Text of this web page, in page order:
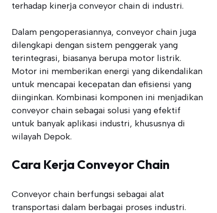
terhadap kinerja conveyor chain di industri.
Dalam pengoperasiannya, conveyor chain juga
dilengkapi dengan sistem penggerak yang
terintegrasi, biasanya berupa motor listrik.
Motor ini memberikan energi yang dikendalikan
untuk mencapai kecepatan dan efisiensi yang
diinginkan. Kombinasi komponen ini menjadikan
conveyor chain sebagai solusi yang efektif
untuk banyak aplikasi industri, khususnya di
wilayah Depok.
Cara Kerja Conveyor Chain
Conveyor chain berfungsi sebagai alat
transportasi dalam berbagai proses industri.